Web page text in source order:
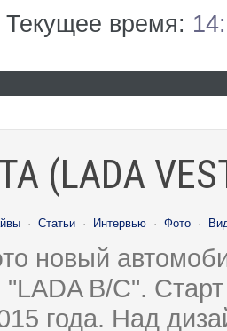
Текущее время:
(LADA
· Статьи · Интервью · Фото ·
новый
B/C".
года. Над